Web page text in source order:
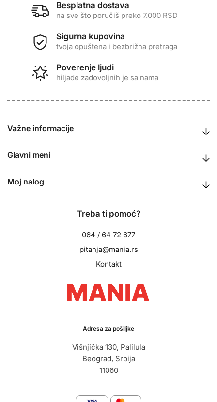
Besplatna dostava
na sve što poručiš preko 7.000 RSD
Sigurna kupovina
tvoja opuštena i bezbrižna pretraga
Poverenje ljudi
hiljade zadovoljnih je sa nama
Važne informacije
Glavni meni
Moj nalog
Treba ti pomoć?
064 / 64 72 677
pitanja@mania.rs
Kontakt
Adresa za pošiljke
Višnjička 130, Palilula
Beograd, Srbija
11060